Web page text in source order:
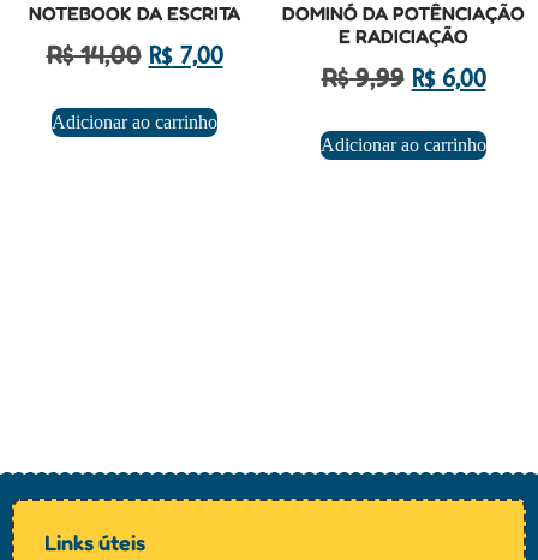
NOTEBOOK DA ESCRITA
R$14,00 R$7,00
Adicionar ao carrinho
DOMINÓ DA POTÊNCIAÇÃO
E RADICIAÇÃO
R$9,99 R$6,00
Adicionar ao carrinho
Links úteis